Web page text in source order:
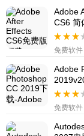
Adobe
CS6 简
免费软件
Adobe
免费软件